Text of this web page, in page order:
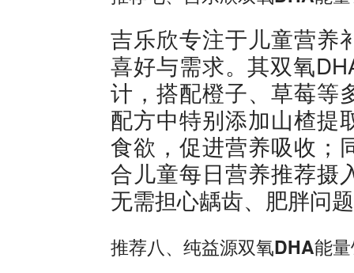
吉乐欣专注于儿童营养
喜好与需求。其双氧
计，搭配橙子、草莓等
配方中特别添加山楂提
食欲，促进营养吸收；
合儿童每日营养推荐摄
无需担心龋齿、肥胖问
推荐八、纯益源双氧DHA能